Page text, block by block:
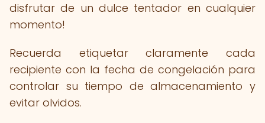
disfrutar de un dulce tentador en cualquier
momento!
Recuerda etiquetar claramente cada
recipiente con la fecha de congelación para
controlar su tiempo de almacenamiento y
evitar olvidos.